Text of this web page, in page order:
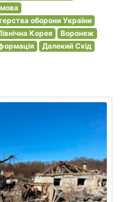
оборони України
Корея
Воронеж
Далекий Схід